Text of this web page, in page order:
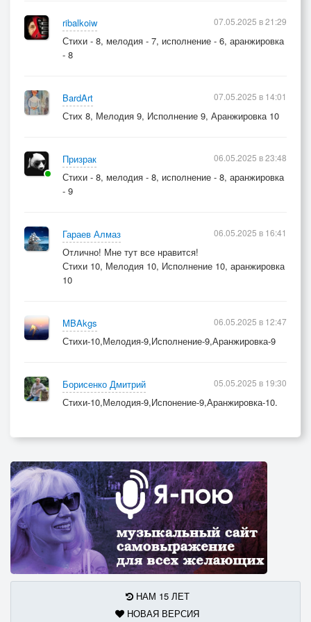
ribalkoiw
Стихи - 8, мелодия - 7, исполнение - 6, аранжировка
- 8
07.05.2025 в 21:29
BardArt
Стих 8, Мелодия 9, Исполнение 9, Аранжировка 10
07.05.2025 в 14:01
Призрак
Стихи - 8, мелодия - 8, исполнение - 8, аранжировка
- 9
06.05.2025 в 23:48
Гараев Алмаз
Отлично! Мне тут все нравится!
Стихи 10, Мелодия 10, Исполнение 10, аранжировка
10
06.05.2025 в 16:41
MBAkgs
Стихи-10,Мелодия-9,Исполнение-9,Аранжировка-9
06.05.2025 в 12:47
Борисенко Дмитрий
Стихи-10,Мелодия-9,Испонение-9,Аранжировка-10.
05.05.2025 в 19:30
НАМ 15 ЛЕТ
НОВАЯ ВЕРСИЯ